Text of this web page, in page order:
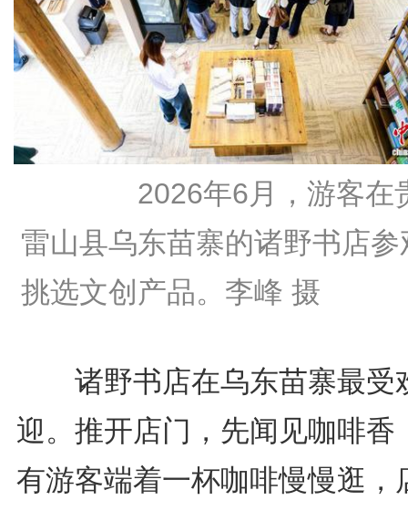
2026年6月，游客在
雷山县乌东苗寨的诸野书店参
挑选文创产品。李峰 摄
诸野书店在乌东苗寨最受
迎。推开店门，先闻见咖啡香
有游客端着一杯咖啡慢慢逛，